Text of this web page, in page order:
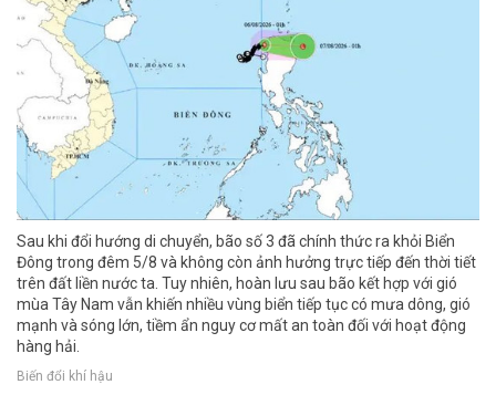
Sau khi đổi hướng di chuyển, bão số 3 đã chính thức ra khỏi Biển
Đông trong đêm 5/8 và không còn ảnh hưởng trực tiếp đến thời tiết
trên đất liền nước ta. Tuy nhiên, hoàn lưu sau bão kết hợp với gió
mùa Tây Nam vẫn khiến nhiều vùng biển tiếp tục có mưa dông, gió
mạnh và sóng lớn, tiềm ẩn nguy cơ mất an toàn đối với hoạt động
hàng hải.
Biến đổi khí hậu